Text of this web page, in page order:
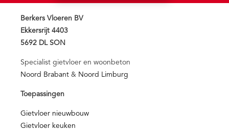
Berkers Vloeren BV
Ekkersrijt 4403
5692 DL SON
Specialist gietvloer en woonbeton
Noord Brabant & Noord Limburg
Toepassingen
Gietvloer nieuwbouw
Gietvloer keuken